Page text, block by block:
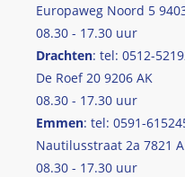
Europaweg Noord 5
08.30 - 17.30 uur
Drachten: tel: 0512-
De Roef 20 9206 AK
08.30 - 17.30 uur
Emmen: tel: 0591-
Nautilusstraat 2a 7821
08.30 - 17.30 uur